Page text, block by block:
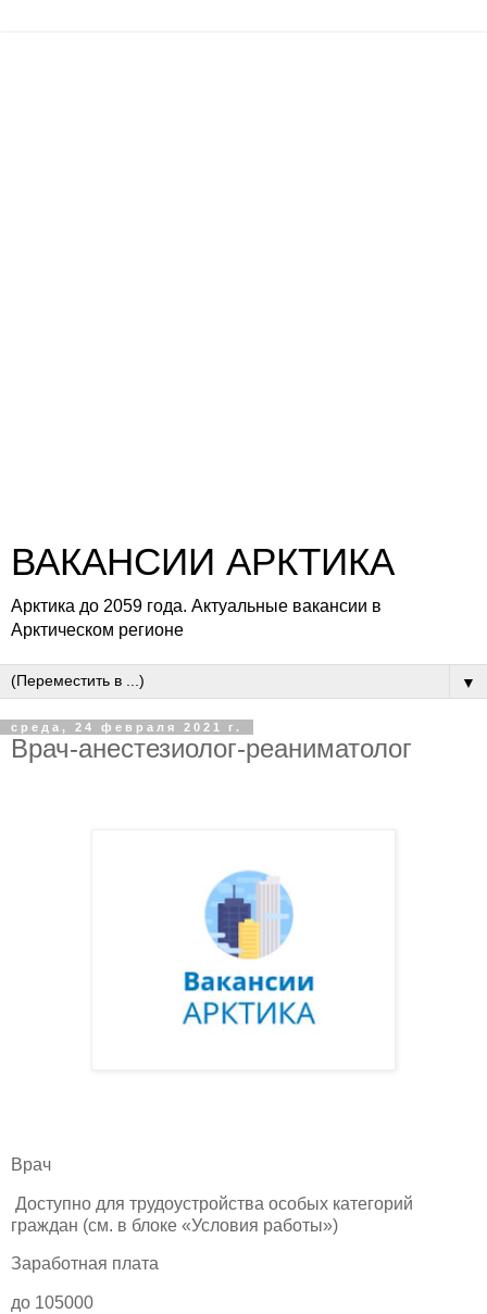
ВАКАНСИИ АРКТИКА
Арктика до 2059 года. Актуальные вакансии в
Арктическом регионе
▼
среда, 24 февраля 2021 г.
Врач-анестезиолог-реаниматолог
Врач
Доступно для трудоустройства особых категорий
граждан (см. в блоке «Условия работы»)
Заработная плата
до 105000